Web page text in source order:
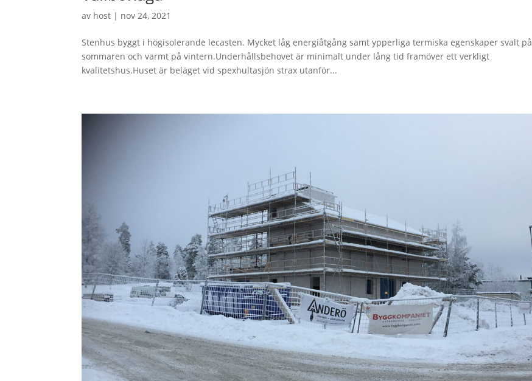
av host | nov 24, 2021
Stenhus byggt i högisolerande lecasten. Mycket låg energiåtgång samt ypperliga termiska egenskaper svalt på
sommaren och varmt på vintern.Underhållsbehovet är minimalt under lång tid framöver ett verkligt
kvalitetshus.Huset är beläget vid spexhultasjön strax utanför...